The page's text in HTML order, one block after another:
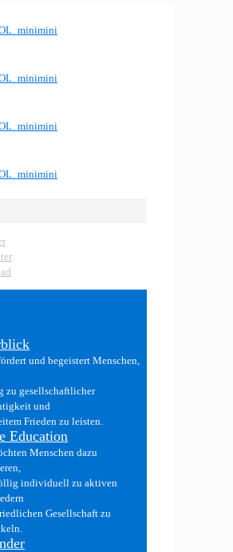
und begeistert Menschen,
zu gesellschaftlicher
und
Frieden zu leisten.
Education
Menschen dazu
individuell zu aktiven
Gesellschaft zu